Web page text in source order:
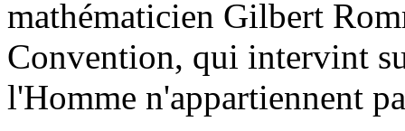
mathématicien Gilbert
Convention, qui intervint
l'Homme n'appartiennent